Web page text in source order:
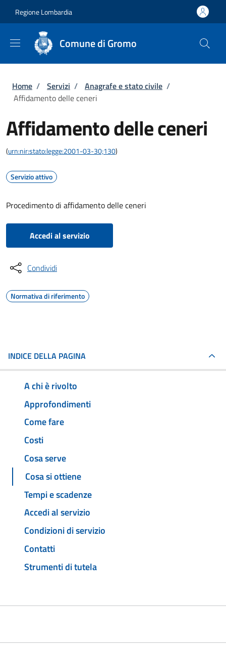
Regione Lombardia
Comune di Gromo
Briciole di pane
Home / Servizi / Anagrafe e stato civile /
Affidamento delle ceneri
Affidamento delle ceneri
(urn:nir:stato:legge:2001-03-30;130)
Servizio attivo
Procedimento di affidamento delle ceneri
Accedi al servizio
Condividi
Normativa di riferimento
INDICE DELLA PAGINA
A chi è rivolto
Approfondimenti
Come fare
Costi
Cosa serve
Cosa si ottiene
Tempi e scadenze
Accedi al servizio
Condizioni di servizio
Contatti
Strumenti di tutela